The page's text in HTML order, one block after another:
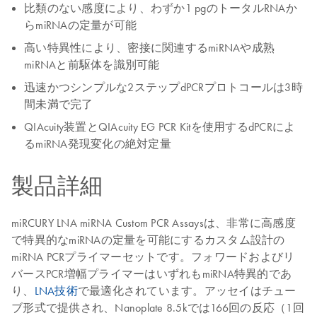
比類のない感度により、わずか1 pgのトータルRNAか
らmiRNAの定量が可能
高い特異性により、密接に関連するmiRNAや成熟
miRNAと前駆体を識別可能
迅速かつシンプルな2ステップdPCRプロトコールは3時
間未満で完了
QIAcuity装置とQIAcuity EG PCR Kitを使用するdPCRによ
るmiRNA発現変化の絶対定量
製品詳細
miRCURY LNA miRNA Custom PCR Assaysは、非常に高感度
で特異的なmiRNAの定量を可能にするカスタム設計の
miRNA PCRプライマーセットです。フォワードおよびリ
バースPCR増幅プライマーはいずれもmiRNA特異的であ
り、 LNA技術で最適化されています。アッセイはチュー
ブ形式で提供され、Nanoplate 8.5kでは166回の反応（1回